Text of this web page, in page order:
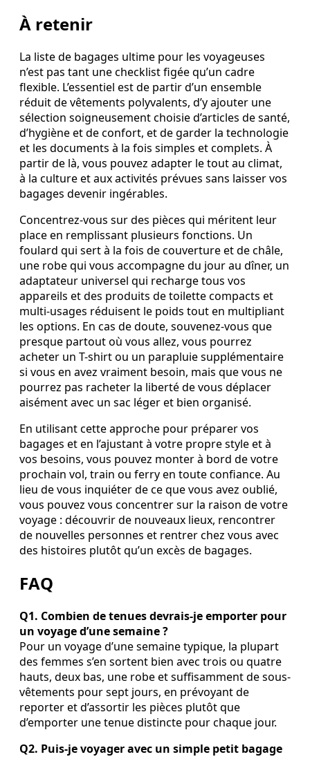
À retenir
La liste de bagages ultime pour les voyageuses
n’est pas tant une checklist figée qu’un cadre
flexible. L’essentiel est de partir d’un ensemble
réduit de vêtements polyvalents, d’y ajouter une
sélection soigneusement choisie d’articles de santé,
d’hygiène et de confort, et de garder la technologie
et les documents à la fois simples et complets. À
partir de là, vous pouvez adapter le tout au climat,
à la culture et aux activités prévues sans laisser vos
bagages devenir ingérables.
Concentrez-vous sur des pièces qui méritent leur
place en remplissant plusieurs fonctions. Un
foulard qui sert à la fois de couverture et de châle,
une robe qui vous accompagne du jour au dîner, un
adaptateur universel qui recharge tous vos
appareils et des produits de toilette compacts et
multi-usages réduisent le poids tout en multipliant
les options. En cas de doute, souvenez-vous que
presque partout où vous allez, vous pourrez
acheter un T-shirt ou un parapluie supplémentaire
si vous en avez vraiment besoin, mais que vous ne
pourrez pas racheter la liberté de vous déplacer
aisément avec un sac léger et bien organisé.
En utilisant cette approche pour préparer vos
bagages et en l’ajustant à votre propre style et à
vos besoins, vous pouvez monter à bord de votre
prochain vol, train ou ferry en toute confiance. Au
lieu de vous inquiéter de ce que vous avez oublié,
vous pouvez vous concentrer sur la raison de votre
voyage : découvrir de nouveaux lieux, rencontrer
de nouvelles personnes et rentrer chez vous avec
des histoires plutôt qu’un excès de bagages.
FAQ
Q1. Combien de tenues devrais-je emporter pour
un voyage d’une semaine ?
Pour un voyage d’une semaine typique, la plupart
des femmes s’en sortent bien avec trois ou quatre
hauts, deux bas, une robe et suffisamment de sous-
vêtements pour sept jours, en prévoyant de
reporter et d’assortir les pièces plutôt que
d’emporter une tenue distincte pour chaque jour.
Q2. Puis-je voyager avec un simple petit bagage